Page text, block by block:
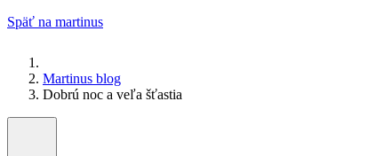
Späť na martinus
Martinus blog
Dobrú noc a veľa šťastia